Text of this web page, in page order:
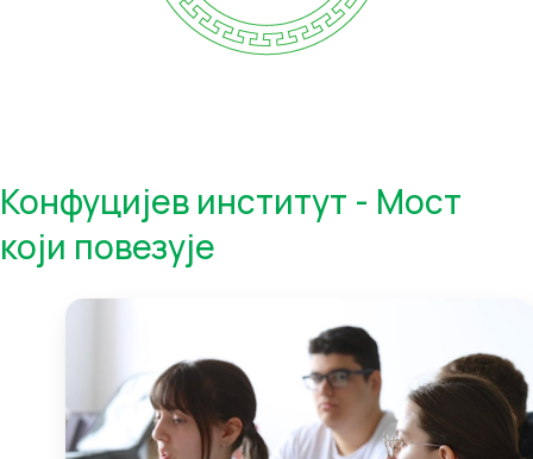
Конфуцијев институт - Mост
који повезује